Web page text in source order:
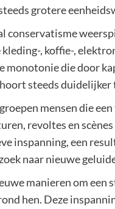
grotere
conservatisme
kleding-, koffie-,
monotonie die door
steeds duidelijker
mensen die
revoltes en
inspanning, een
naar nieuwe
manieren om
hen. Deze